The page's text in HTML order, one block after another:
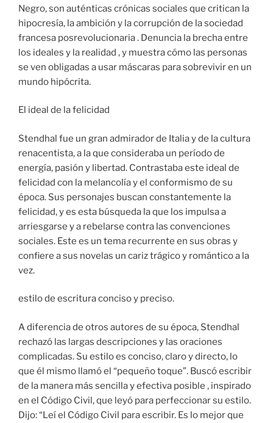
Negro, son auténticas crónicas sociales que critican la
hipocresía, la ambición y la corrupción de la sociedad
francesa posrevolucionaria . Denuncia la brecha entre
los ideales y la realidad , y muestra cómo las personas
se ven obligadas a usar máscaras para sobrevivir en un
mundo hipócrita.
El ideal de la felicidad
Stendhal fue un gran admirador de Italia y de la cultura
renacentista, a la que consideraba un período de
energía, pasión y libertad. Contrastaba este ideal de
felicidad con la melancolía y el conformismo de su
época. Sus personajes buscan constantemente la
felicidad, y es esta búsqueda la que los impulsa a
arriesgarse y a rebelarse contra las convenciones
sociales. Este es un tema recurrente en sus obras y
confiere a sus novelas un cariz trágico y romántico a la
vez.
estilo de escritura conciso y preciso.
A diferencia de otros autores de su época, Stendhal
rechazó las largas descripciones y las oraciones
complicadas. Su estilo es conciso, claro y directo, lo
que él mismo llamó el “pequeño toque”. Buscó escribir
de la manera más sencilla y efectiva posible , inspirado
en el Código Civil, que leyó para perfeccionar su estilo.
Dijo: “Leí el Código Civil para escribir. Es lo mejor que